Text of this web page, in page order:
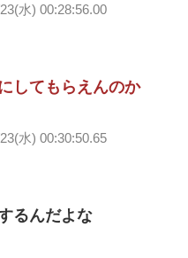
水) 00:28:56.00
してもらえんのか
水) 00:30:50.65
るんだよな